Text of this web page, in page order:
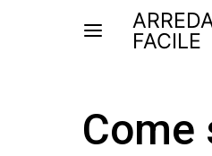
FACILE